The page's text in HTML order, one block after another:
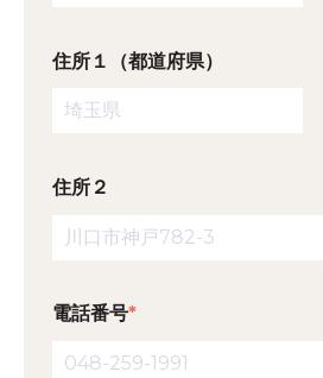
住所１（都道府県）
住所２
電話番号*